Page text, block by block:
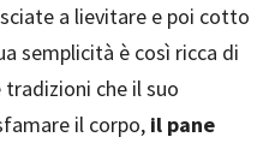
a lievitare e poi cotto
semplicità è così ricca di
che il suo
il corpo, il pane